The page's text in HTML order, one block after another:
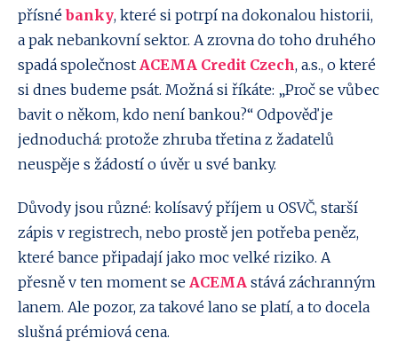
přísnébanky, které si potrpí na dokonalou historii,
a pak nebankovní sektor. A zrovna do toho druhého
spadá společnost ACEMA Credit Czech, a.s., o které
si dnes budeme psát. Možná si říkáte: „Proč se vůbec
bavit o někom, kdo není bankou?“ Odpověď je
jednoduchá: protože zhruba třetina z žadatelů
neuspěje s žádostí o úvěr u své banky.
Důvody jsou různé: kolísavý příjem u OSVČ, starší
zápis v registrech, nebo prostě jen potřeba peněz,
které bance připadají jako moc velké riziko. A
přesně v ten moment se ACEMA stává záchranným
lanem. Ale pozor, za takové lano se platí, a to docela
slušná prémiová cena.